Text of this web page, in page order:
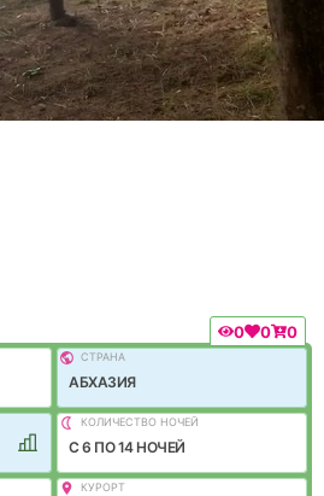
0 0 0
СТРАНА
АБХАЗИЯ
КОЛИЧЕСТВО НОЧЕЙ
C 6 ПО 14 НОЧЕЙ
КУРОРТ